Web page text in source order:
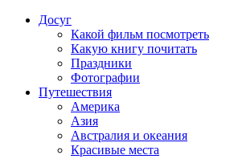
Досуг
Какой фильм посмотреть
Какую книгу почитать
Праздники
Фотографии
Путешествия
Америка
Азия
Австралия и океания
Красивые места